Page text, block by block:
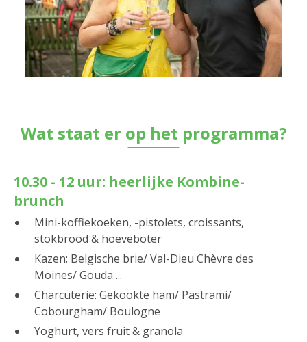
Wat staat er op het programma?
10.30 - 12 uur: heerlijke Kombine-
brunch
Mini-koffiekoeken, -pistolets, croissants,
stokbrood & hoeveboter
Kazen: Belgische brie/ Val-Dieu Chèvre des
Moines/ Gouda ...
Charcuterie: Gekookte ham/ Pastrami/
Cobourgham/ Boulogne
Yoghurt, vers fruit & granola